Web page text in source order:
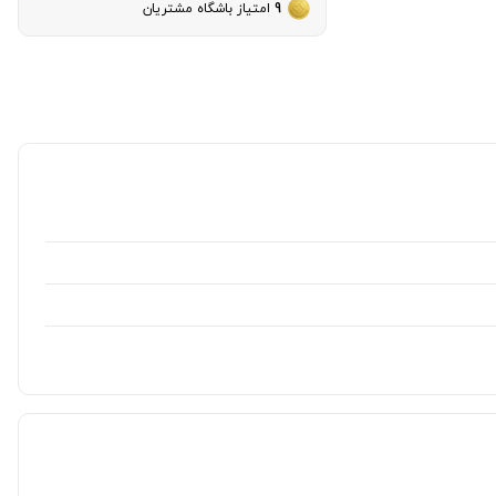
9 امتیاز باشگاه مشتریان